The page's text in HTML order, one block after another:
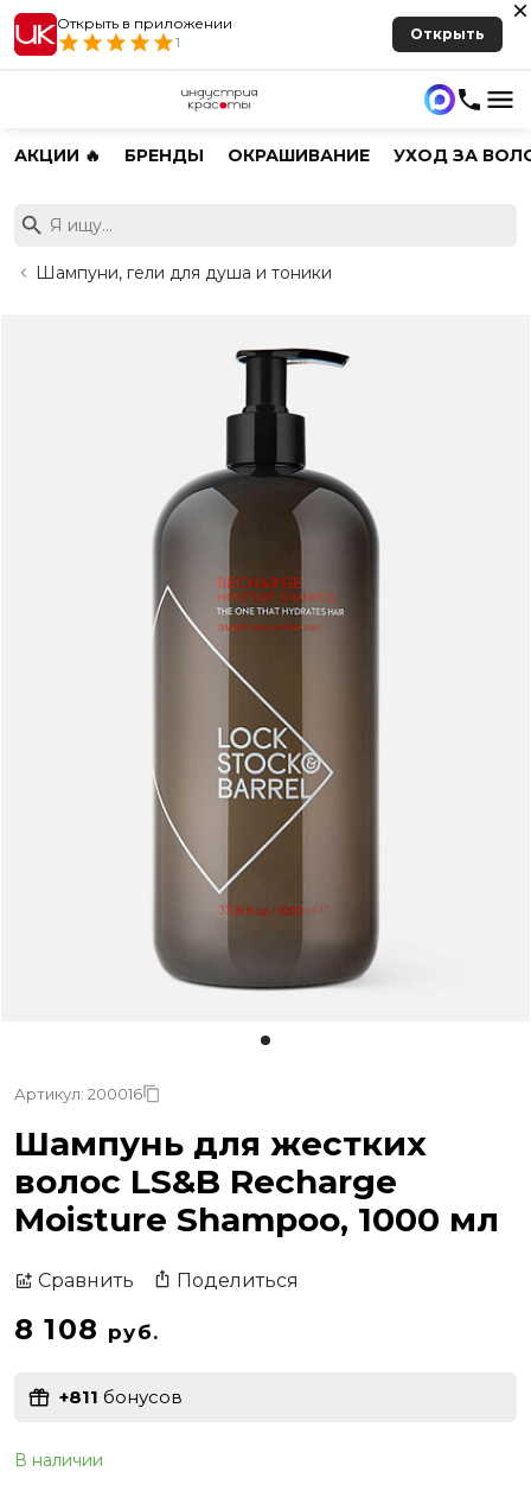
Открыть в приложении
1
Открыть
АКЦИИ 🔥 БРЕНДЫ ОКРАШИВАНИЕ УХОД ЗА
Шампуни, гели для душа и тоники
Артикул: 200016
Шампунь для жестких
волос LS&B Recharge
Moisture Shampoo, 1000 мл
Сравнить Поделиться
8 108 руб.
+811 бонусов
В наличии